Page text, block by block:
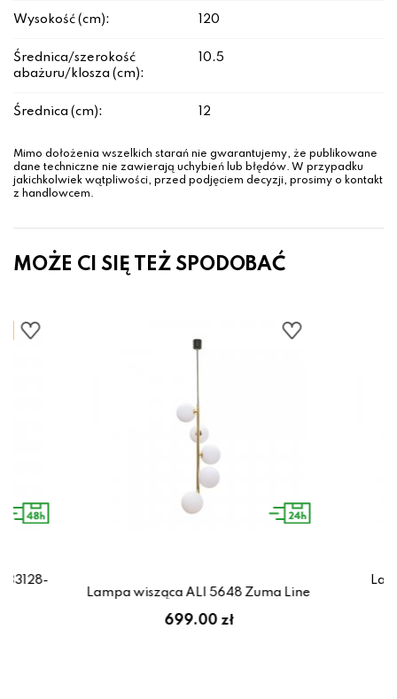
Wysokość (cm): 120
Średnica/szerokość
abażuru/klosza (cm):
10.5
Średnica (cm): 12
Mimo dołożenia wszelkich starań nie gwarantujemy, że publikowane
dane techniczne nie zawierają uchybień lub błędów. W przypadku
jakichkolwiek wątpliwości, przed podjęciem decyzji, prosimy o kontakt
z handlowcem.
MOŻE CI SIĘ TEŻ SPODOBAĆ
Lampa wisząca ALI 5648 Zuma Line
699.00 zł